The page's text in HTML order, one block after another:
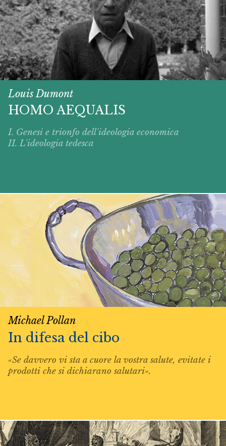
Louis Dumont
HOMO AEQUALIS
I. Genesi e trionfo dell'ideologia economica
II. L'ideologia tedesca
Michael Pollan
In difesa del cibo
«Se davvero vi sta a cuore la vostra salute, evitate i
prodotti che si dichiarano salutari».